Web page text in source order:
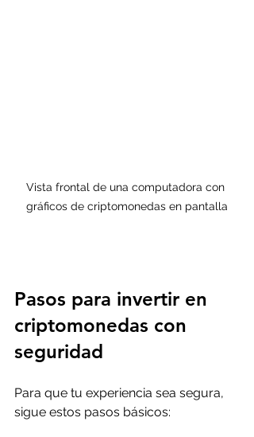
Vista frontal de una computadora con
gráficos de criptomonedas en pantalla
Pasos para invertir en
criptomonedas con
seguridad
Para que tu experiencia sea segura,
sigue estos pasos básicos: